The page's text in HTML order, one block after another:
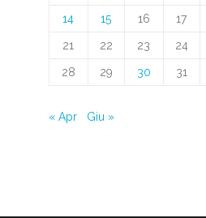
14 15 16 17
21 22 23 24
28 29 30 31
« Apr Giu »